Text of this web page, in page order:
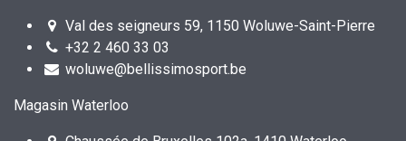
Val des seigneurs 59, 1150 Woluwe-Saint-Pierre
+32 2 460 33 03
woluwe@bellissimosport.be
Magasin Waterloo